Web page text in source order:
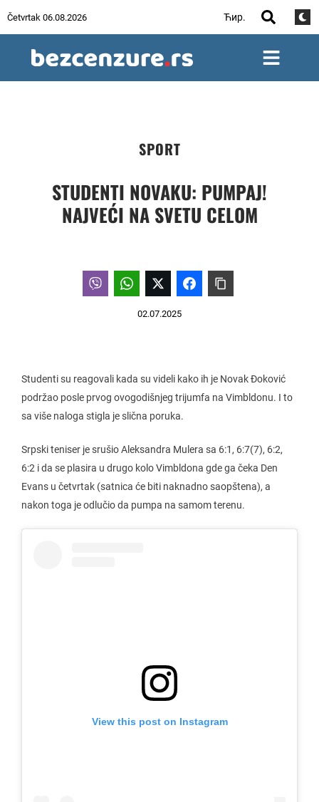
Četvrtak 06.08.2026 Ћир.
SPORT
STUDENTI NOVAKU: PUMPAJ!
NAJVEĆI NA SVETU CELOM
02.07.2025
Studenti su reagovali kada su videli kako ih je Novak Đoković
podržao posle prvog ovogodišnjeg trijumfa na Vimbldonu. I to
sa više naloga stigla je slična poruka.
Srpski teniser je srušio Aleksandra Mulera sa 6:1, 6:7(7), 6:2,
6:2 i da se plasira u drugo kolo Vimbldona gde ga čeka Den
Evans u četvrtak (satnica će biti naknadno saopštena), a
nakon toga je odlučio da pumpa na samom terenu.
View this post on Instagram